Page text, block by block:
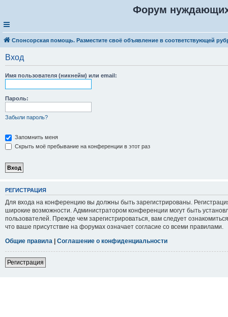
Форум
Спонсорская помощь. Разместите своё объявление в соответствующей
Вход
Имя пользователя (никнейм) или email:
Пароль:
Забыли пароль?
Запомнить меня
Скрыть моё пребывание на конференции в этот раз
РЕГИСТРАЦИЯ
Для входа на конференцию вы должны быть зарегистрированы.
широкие возможности. Администратором конференции могут быть
пользователей. Прежде чем зарегистрироваться, вам следует
что ваше присутствие на форумах означает согласие со всеми правилами.
Общие правила | Соглашение о конфиденциальности
Регистрация